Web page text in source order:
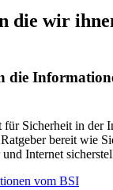
die wir
die
für Sicherheit in der
bereit wie
Internet
vom BSI